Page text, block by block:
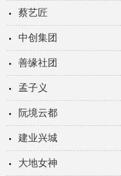
蔡艺匠
中创集团
善缘社团
孟子义
阮境云都
建业兴城
大地女神